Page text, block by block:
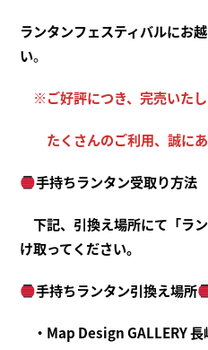
ランタンフェスティバルにお
い。
※ご好評につき、完売いたし
たくさんのご利用、誠に
手持ちランタン受取り方法
下記、引換え場所にて「ラ
け取ってください。
手持ちランタン引換え場所
・Map Design GALLERY